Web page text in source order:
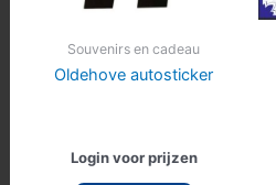
Souvenirs en cadeau
Oldehove autosticker
Login voor prijzen